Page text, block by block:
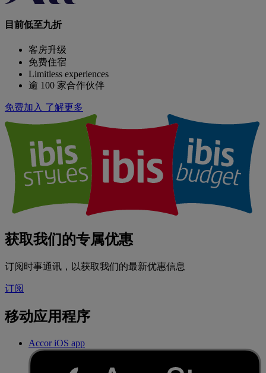
目前低至九折
客房升级
免费住宿
Limitless experiences
逾 100 家合作伙伴
免费加入 了解更多
获取我们的专属优惠
订阅时事通讯，以获取我们的最新优惠信息
订阅
移动应用程序
Accor iOS app